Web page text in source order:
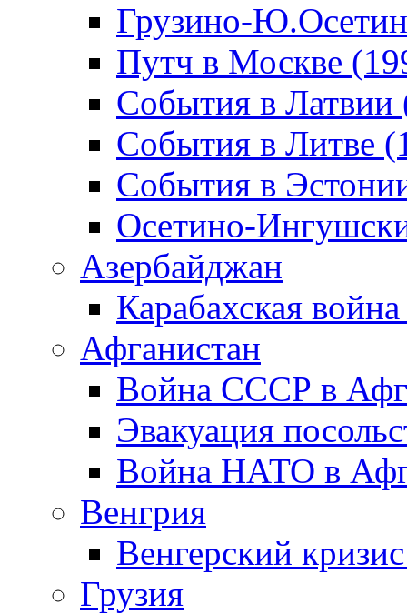
Грузино-
Путч в Москве
События в Латвии
События в Литве
События в
Осетино-
Азербайджан
Карабахская
Афганистан
Война СССР в
Эвакуация
Война НАТО в
Венгрия
Венгерский
Грузия